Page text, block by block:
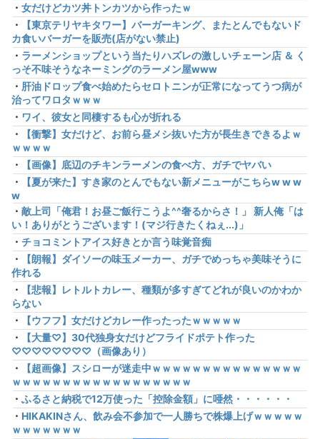
・ 女だけどカツ丼トンカツから作ったｗ
・
【東京テリヤキタワー】バーガーキング、またとんでもないド
カ食いバーガーを販売(店がない禁止)
・ ラーメンショップという当たりハズレの激しいチェーン店 ＆ く
っそ不味そうなネーミングのラーメン屋www
・ 肝油ドロップ食べ始めたらセロトニンが正常になってうつ病が
治ってワロタｗｗｗ
・ ワイ、彼女と同棲するも心が折れる
・
【衝撃】女だけど、お前ら昼メシ抜いた方が長生きできるよｗ
ｗｗｗｗ
・
【画像】底辺のチキンラーメンの食べ方、ガチでヤバい
・
【夏が来た】すき家のとんでもない新メニューがこちらw w w
w
・ 敵上司「俺君！お昼ご飯行こうよ^^奢るからさ！」 新人俺「は
い！ありがとうございます！(マジ行きたくねぇ...)」
・ チョコミントアイス好きとか言う味覚音痴
・
【朗報】ダイソーの味玉メーカー、ガチでめっちゃ美味そうに
作れる
・
【悲報】レトルトカレー、種類が多すぎてどれが良いのかわか
らない
・
【ウフフ】女だけどカレー作ったったｗｗｗｗｗ
・
【大量♡】30代独身女だけどフライドポテト作った
♡♡♡♡♡♡♡♡（画像あり）
・
【超画像】スシローが迷走中ｗｗｗｗｗｗｗｗｗｗｗｗｗｗｗ
ｗｗｗｗｗｗｗｗｗｗｗｗｗｗｗｗｗｗ
・ ふるさと納税で12万使った「控除金額」に唖然・・・・・・
・ HIKAKINさん、飲み会不参加で一人勝ちで株爆上げｗｗｗｗｗ
ｗｗｗｗｗｗｗ